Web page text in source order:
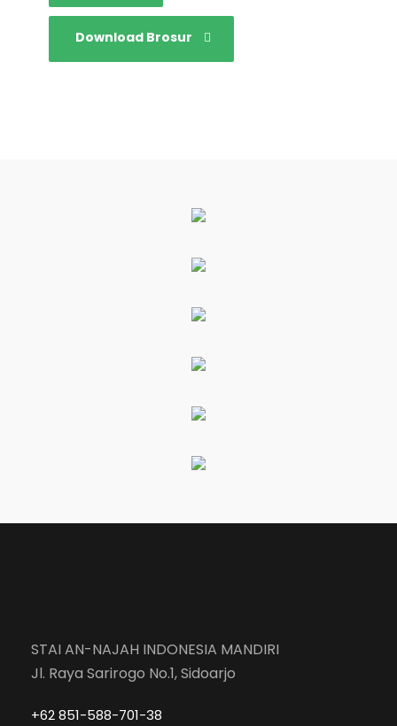
Download Brosur
STAI AN-NAJAH INDONESIA MANDIRI
Jl. Raya Sarirogo No.1, Sidoarjo
+62 851-588-701-38